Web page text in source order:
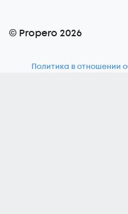
© Propero 2026
Политика в отношении